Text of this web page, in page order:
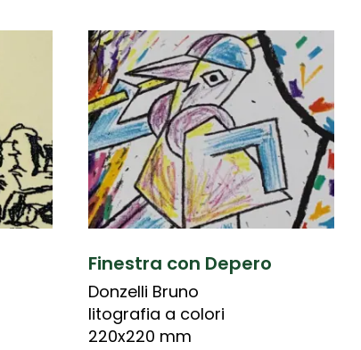
Finestra con Depero
Donzelli Bruno
litografia a colori
220x220 mm